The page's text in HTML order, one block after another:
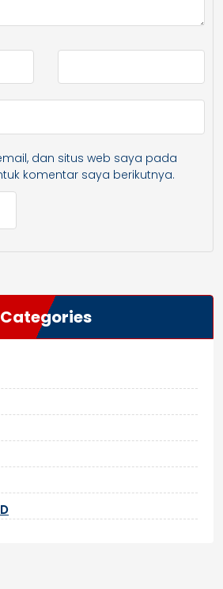
dan situs web saya pada
komentar saya berikutnya.
Categories